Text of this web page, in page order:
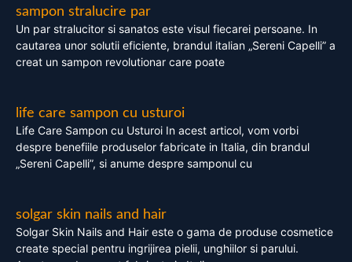
sampon stralucire par
Un par stralucitor si sanatos este visul fiecarei persoane. In
cautarea unor solutii eficiente, brandul italian „Sereni Capelli” a
creat un sampon revolutionar care poate
life care sampon cu usturoi
Life Care Sampon cu Usturoi In acest articol, vom vorbi
despre benefiile produselor fabricate in Italia, din brandul
„Sereni Capelli”, si anume despre samponul cu
solgar skin nails and hair
Solgar Skin Nails and Hair este o gama de produse cosmetice
create special pentru ingrijirea pielii, unghiilor si parului.